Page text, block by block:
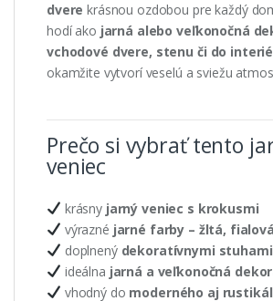
dvere krásnou ozdobou pre každý
hodí ako jarná alebo veľkonočná
vchodové dvere, stenu či do
okamžite vytvorí veselú a sviežu
Prečo si vybrať tento
veniec
krásny jarný veniec s krokusmi
výrazné jarné farby – žltá,
doplnený dekoratívnymi stuhami
ideálna jarná a veľkonočná
vhodný do moderného aj